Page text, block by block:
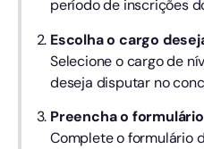
período de inscrições
Escolha o cargo
Selecione o cargo de
deseja disputar no
Preencha o
Complete o formulário